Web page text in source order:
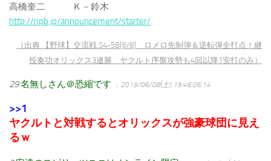
高橋奎二 Ｋ－鈴木
http://npb.jp/announcement/starter/
（出典 【野球】交流戦 S4-5B[6/8] ロメロ先制弾＆逆転弾全打点！継
投奏功オリックス3連勝 ヤクルト序盤攻勢も4回以降1安打のみ）
29名無しさん＠恐縮です ：2019/06/08(土) 19:46:06.14
>>1
ヤクルトと対戦するとオリックスが強豪球団に見え
るｗ